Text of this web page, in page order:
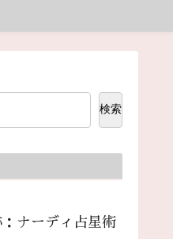
検索
ナーディ占星術